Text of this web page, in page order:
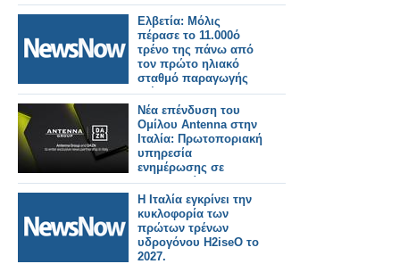
Ελβετία: Μόλις
πέρασε το 11.000ό
τρένο της πάνω από
τον πρώτο ηλιακό
σταθμό παραγωγής
ενέργειας στον
κόσμο.
Νέα επένδυση του
Ομίλου Antenna στην
Ιταλία: Πρωτοποριακή
υπηρεσία
ενημέρωσης σε
συνεργασία με τη
DAZΝ
Η Ιταλία εγκρίνει την
κυκλοφορία των
πρώτων τρένων
υδρογόνου H2iseO το
2027.